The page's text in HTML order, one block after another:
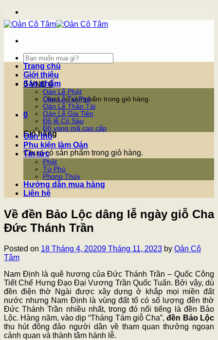
Skip
to
content
Tìm
kiếm:
0VNĐ 0
Chưa có sản phẩm trong giỏ hàng.
0
Giỏ hàng
Chưa có sản phẩm trong giỏ hàng.
Trang chủ
Giới thiệu
Sản phẩm
Oản Lễ Phật
Oản Lễ Tứ Phủ
Oản Lễ Thần Tài
Oản Lễ Gia Tiên
Đồ lễ Cô Sáu
Đồ vàng mã cao cấp
Oản thô
Phụ kiện làm Oản
Tin tức
Phật
Tứ Phủ
Phong Thủy
Hướng dẫn mua hàng
Liên hệ
Về đền Bảo Lộc dâng lễ ngày giỗ Cha
Đức Thánh Trần
Posted on 18 Tháng 4, 20209 Tháng 11, 2023 by Oản Cô
Tâm
Nam Định là quê hương của Đức Thánh Trần – Quốc Công
Tiết Chế Hưng Đạo Đại Vương Trần Quốc Tuấn. Bởi vậy, dù
đền điện thờ Ngài được xây dựng ở khắp mọi miền đất
nước nhưng Nam Định là vùng đất tổ có số lượng đền thờ
Đức Thánh Trần nhiều nhất, trong đó nổi tiếng là đền Bảo
Lộc. Hàng năm, vào dịp “Tháng Tám giỗ Cha”,đền Bảo Lộc
thu hút đông đảo người dân về tham quan thưởng ngoạn
cảnh quan và thành tâm hành lễ.